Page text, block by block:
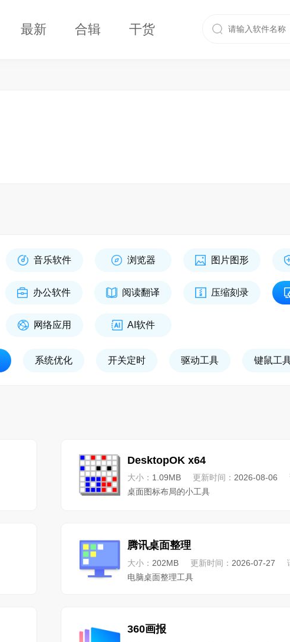
最新 合辑 干货
音乐软件 浏览器 图片图形
办公软件 阅读翻译 压缩刻录
网络应用 AI软件
系统优化 开关定时 驱动工具 键鼠工
DesktopOK x64
大小： 1.09MB 更新时间： 2026-08-06
桌面图标布局的小工具
腾讯桌面整理
大小： 202MB 更新时间： 2026-07-27
电脑桌面整理工具
360画报